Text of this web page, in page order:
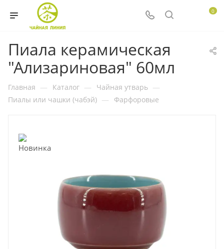
0
Пиала керамическая
"Ализариновая" 60мл
Главная — Каталог — Чайная утварь —
Пиалы или чашки (чабэй) — Фарфоровые